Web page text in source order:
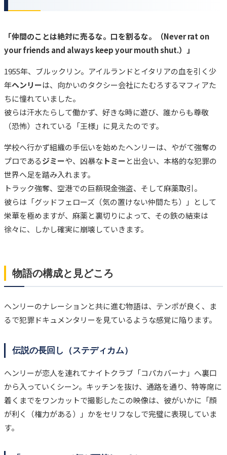
「仲間のことは絶対に売るな。口を割るな。（Never rat on
your friends and always keep your mouth shut.）」
1955年、ブルックリン。アイルランドとイタリアの血を引く少
年ヘンリーは、向かいのタクシー会社にたむろするマフィアた
ちに憧れていました。
彼らは汗水たらして働かず、好きな時に遊び、誰からも尊敬
（恐怖）されている「王様」に見えたのです。
学校へ行かず組織の手伝いを始めたヘンリーは、やがて強奪の
プロであるジミーや、凶暴なトミーと出会い、本格的な犯罪の
世界へ足を踏み入れます。
トラック強奪、空港での巨額現金強盗、そして麻薬取引。
彼らは「グッドフェローズ（気の置けない仲間たち）」として
栄華を極めますが、麻薬と裏切りによって、その鉄の結束は
徐々に、しかし確実に崩壊していきます。
物語の構成と見どころ
ヘンリーのナレーションと共に進む物語は、テンポが良く、ま
るで犯罪ドキュメンタリーを見ているような感覚に陥ります。
伝説の長回し（ステディカム）
ヘンリーが恋人を連れてナイトクラブ「コパカバーナ」へ裏口
から入っていくシーン。キッチンを抜け、通路を通り、特等席に
着くまでをワンカットで撮影したこの映像は、彼がいかに「顔
が利く（権力がある）」かをセリフなしで完璧に表現していま
す。